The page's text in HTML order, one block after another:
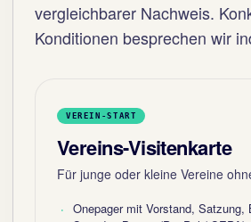
vergleichbarer Nachweis.
Konditionen besprechen wir
VEREIN-START
Vereins-Visitenkarte
Für junge oder kleine Vereine
Onepager mit Vorstand, Satzung,